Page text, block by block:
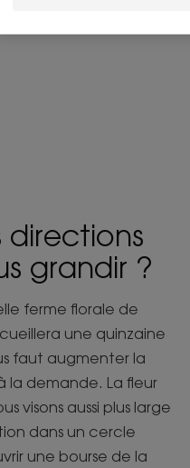
directions
grandir ?
ferme florale de
une quinzaine
faut augmenter la
la demande. La fleur
visons aussi plus large
dans un cercle
une bourse de la